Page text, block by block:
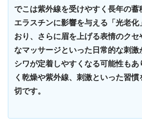
でこは紫外線を受けやすく長年の蓄
エラスチンに影響を与える「光老化
おり、さらに眉を上げる表情のクセ
なマッサージといった日常的な刺激
シワが定着しやすくなる可能性もあ
く乾燥や紫外線、刺激といった習
切です。